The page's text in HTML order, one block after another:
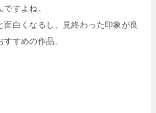
すよね。
面白くなるし、見終わった印象が良
すめの作品。